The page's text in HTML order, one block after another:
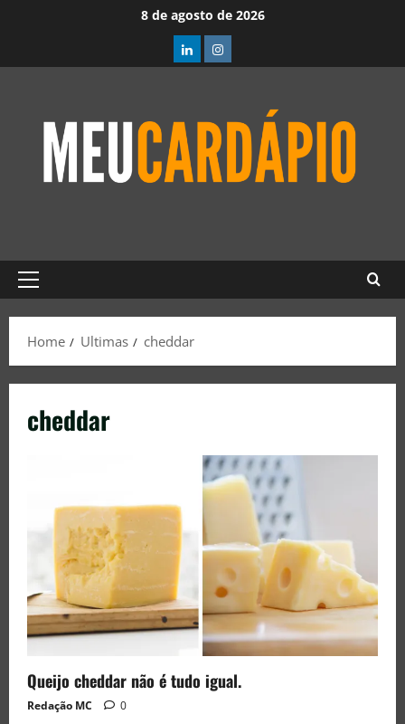
8 de agosto de 2026
Home Ultimas cheddar
cheddar
Queijo cheddar não é tudo igual.
Redação MC 0